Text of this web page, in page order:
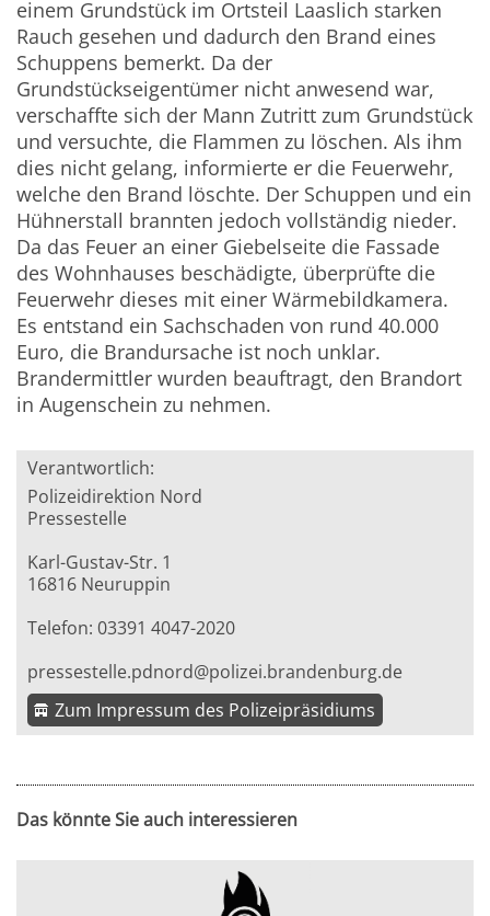
einem Grundstück im Ortsteil Laaslich starken
Rauch gesehen und dadurch den Brand eines
Schuppens bemerkt. Da der
Grundstückseigentümer nicht anwesend war,
verschaffte sich der Mann Zutritt zum Grundstück
und versuchte, die Flammen zu löschen. Als ihm
dies nicht gelang, informierte er die Feuerwehr,
welche den Brand löschte. Der Schuppen und ein
Hühnerstall brannten jedoch vollständig nieder.
Da das Feuer an einer Giebelseite die Fassade
des Wohnhauses beschädigte, überprüfte die
Feuerwehr dieses mit einer Wärmebildkamera.
Es entstand ein Sachschaden von rund 40.000
Euro, die Brandursache ist noch unklar.
Brandermittler wurden beauftragt, den Brandort
in Augenschein zu nehmen.
Verantwortlich:
Polizeidirektion Nord
Pressestelle
Karl-Gustav-Str. 1
16816 Neuruppin
Telefon: 03391 4047-2020
pressestelle.pdnord@polizei.brandenburg.de
Zum Impressum des Polizeipräsidiums
Das könnte Sie auch interessieren